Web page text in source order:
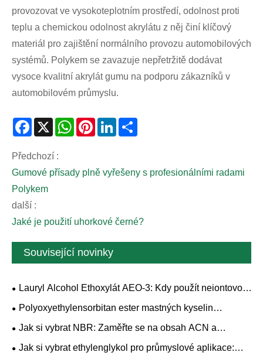
provozovat ve vysokoteplotním prostředí, odolnost proti
teplu a chemickou odolnost akrylátu z něj činí klíčový
materiál pro zajištění normálního provozu automobilových
systémů. Polykem se zavazuje nepřetržitě dodávat
vysoce kvalitní akrylát gumu na podporu zákazníků v
automobilovém průmyslu.
Facebook
X WhatsAppPinterestLinkedIn
Předchozí :
Gumové přísady plně vyřešeny s profesionálními radami
Polykem
další :
Jaké je použití uhorkové černé?
Související novinky
Lauryl Alcohol Ethoxylát AEO-3: Kdy použít neiontovou
povrchově aktivní látku s nízkým obsahem EO
Polyoxyethylensorbitan ester mastných kyselin
(TWEEN) Sourcing Guide: Třídy, specifikace a kontroly
Jak si vybrat NBR: Zaměřte se na obsah ACN a
viskozitu Mooney
Jak si vybrat ethylenglykol pro průmyslové aplikace: